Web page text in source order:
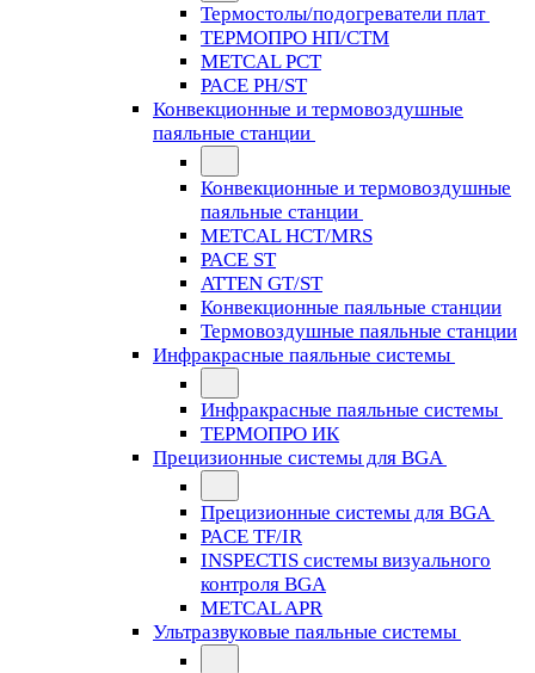
Термостолы/подогреватели плат
ТЕРМОПРО НП/СТМ
METCAL PCT
PACE PH/ST
Конвекционные и термовоздушные
паяльные станции
Конвекционные и термовоздушные
паяльные станции
METCAL HCT/MRS
PACE ST
ATTEN GT/ST
Конвекционные паяльные станции
Термовоздушные паяльные станции
Инфракрасные паяльные системы
Инфракрасные паяльные системы
ТЕРМОПРО ИК
Прецизионные системы для BGA
Прецизионные системы для BGA
PACE TF/IR
INSPECTIS системы визуального
контроля BGA
METCAL APR
Ультразвуковые паяльные системы